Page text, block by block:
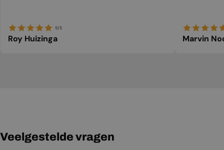
5/5
Roy Huizinga Marvin
Veelgestelde vragen